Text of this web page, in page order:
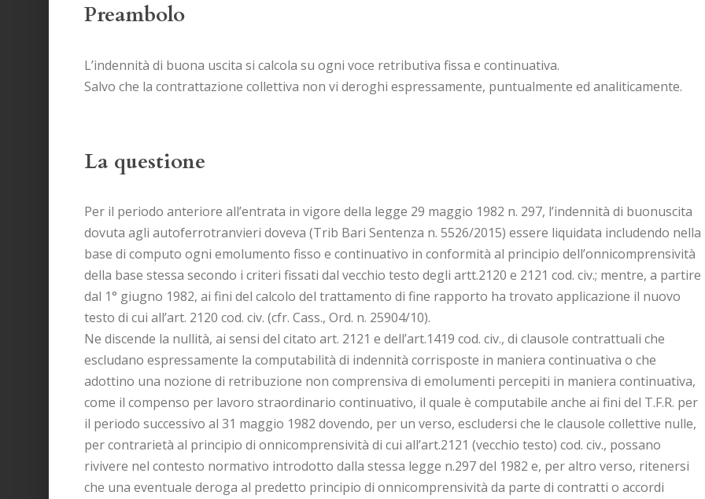
Preambolo
L’indennità di buona uscita si calcola su ogni voce retributiva fissa e continuativa.
Salvo che la contrattazione collettiva non vi deroghi espressamente, puntualmente ed analiticamente.
La questione
Per il periodo anteriore all’entrata in vigore della legge 29 maggio 1982 n. 297, l’indennità di buonuscita
dovuta agli autoferrotranvieri doveva (Trib Bari Sentenza n. 5526/2015) essere liquidata includendo nella
base di computo ogni emolumento fisso e continuativo in conformità al principio dell’onnicomprensività
della base stessa secondo i criteri fissati dal vecchio testo degli artt.2120 e 2121 cod. civ.; mentre, a partire
dal 1° giugno 1982, ai fini del calcolo del trattamento di fine rapporto ha trovato applicazione il nuovo
testo di cui all’art. 2120 cod. civ. (cfr. Cass., Ord. n. 25904/10).
Ne discende la nullità, ai sensi del citato art. 2121 e dell’art.1419 cod. civ., di clausole contrattuali che
escludano espressamente la computabilità di indennità corrisposte in maniera continuativa o che
adottino una nozione di retribuzione non comprensiva di emolumenti percepiti in maniera continuativa,
come il compenso per lavoro straordinario continuativo, il quale è computabile anche ai fini del T.F.R. per
il periodo successivo al 31 maggio 1982 dovendo, per un verso, escludersi che le clausole collettive nulle,
per contrarietà al principio di onnicomprensività di cui all’art.2121 (vecchio testo) cod. civ., possano
rivivere nel contesto normativo introdotto dalla stessa legge n.297 del 1982 e, per altro verso, ritenersi
che una eventuale deroga al predetto principio di onnicomprensività da parte di contratti o accordi